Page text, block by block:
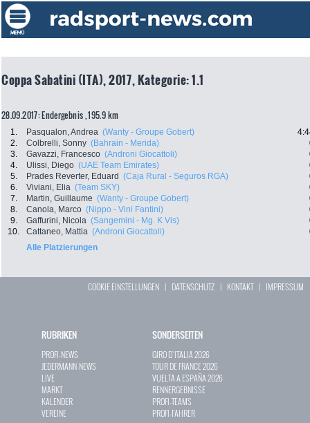
Coppa Sabatini (ITA), 2017, Kategorie: 1.1
28.09.2017: Endergebnis , 195.9 km
1. Pasqualon, Andrea (Wanty - Groupe Gobert)
2.
Colbrelli, Sonny (Bahrain - Merida)
3.
Gavazzi, Francesco (Androni Giocattoli)
4.
Ulissi, Diego (UAE Team Emirates)
5.
Prades Reverter, Eduard (Caja Rural - Seguros RGA)
6.
Viviani, Elia (Team SKY)
7.
Martin, Guillaume (Wanty - Groupe Gobert)
8.
Canola, Marco (Nippo - Vini Fantini)
9.
Gaffurini, Nicola (Sangemini - Mg. K Vis)
10.
Cattaneo, Mattia (Androni Giocattoli)
Alle Platzierungen
COOKIE EINSTELLUNGEN | DATENSCHUTZ | KONTAKT| IMPRESSUM
RUBRIKEN
PROFI-NEWS
JEDERMANN-NEWS
LIVE
MARKT
KALENDER
VEREINE
SONDERSEITEN
GIRO D`ITALIA 2026
TOUR DE FRANCE 2026
VUELTA A ESPAÑA 2026
RENNERGEBNISSE
PROFI-TEAMS
PROFI-FAHRER